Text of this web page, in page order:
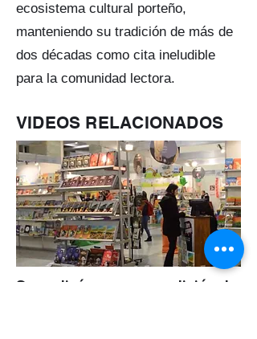
ecosistema cultural porteño,
manteniendo su tradición de más de
dos décadas como cita ineludible
para la comunidad lectora.
VIDEOS RELACIONADOS
Se realiz ó una nueva edición de